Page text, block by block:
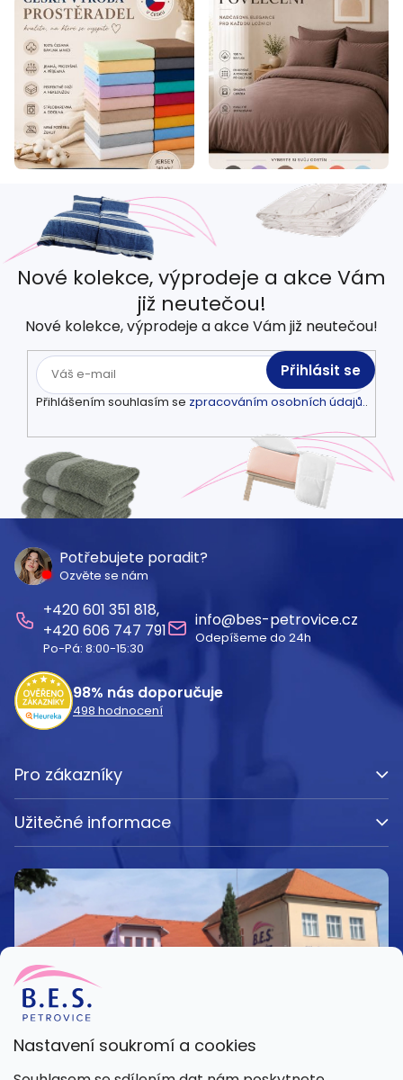
Nastavení soukromí a cookies
Nové kolekce, výprodeje a akce Vám
již neutečou!
Nové kolekce, výprodeje a akce Vám již neutečou!
Přihlášením souhlasím se zpracováním osobních údajů..
Přihlásit se
Potřebujete poradit?
Ozvěte se nám
601 351 818
606 747 791
Po-Pá: 8:00-15:30
info@bes-petrovice.cz
Odepíšeme do 24h
98% nás doporučuje
498 hodnocení
Pro zákazníky
Užitečné informace
Kamenná prodejna